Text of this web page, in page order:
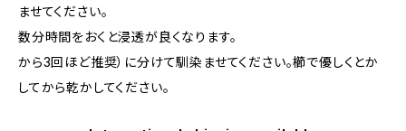
ませてください。
数分時間をおくと浸透が良くなります。
から3回ほど推奨）に分けて馴染ませてください。櫛で優しくとか
してから乾かしてください。